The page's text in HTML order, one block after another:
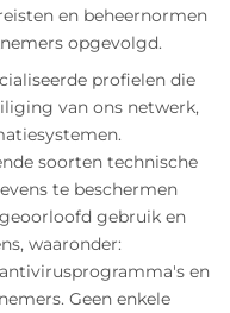
en beheernormen
opgevolgd.
profielen die
van ons netwerk,
soorten technische
te beschermen
gebruik en
waaronder:
en
Geen enkele